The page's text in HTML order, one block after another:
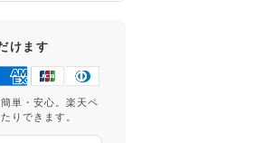
けます
単・安心。楽天ペ
りできます。